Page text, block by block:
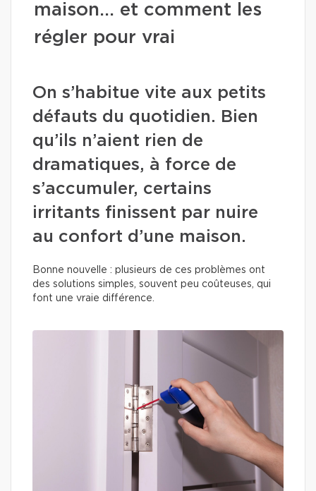
maison… et comment les
régler pour vrai
On s’habitue vite aux petits
défauts du quotidien. Bien
qu’ils n’aient rien de
dramatiques, à force de
s’accumuler, certains
irritants finissent par nuire
au confort d’une maison.
Bonne nouvelle : plusieurs de ces problèmes ont
des solutions simples, souvent peu coûteuses, qui
font une vraie différence.